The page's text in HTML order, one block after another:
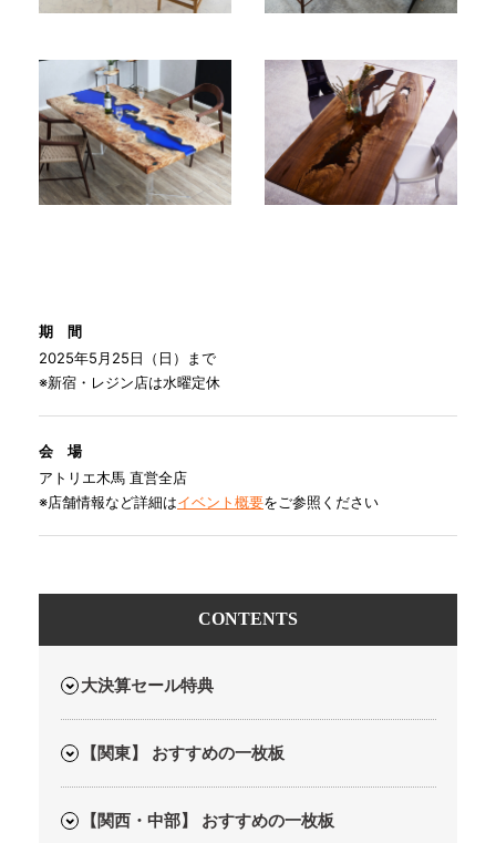
期 間
2025年5月25日（日）まで
※新宿・レジン店は水曜定休
会 場
アトリエ木馬 直営全店
※店舗情報など詳細はイベント概要をご参照ください
CONTENTS
大決算セール特典
【関東】 おすすめの一枚板
【関西・中部】 おすすめの一枚板